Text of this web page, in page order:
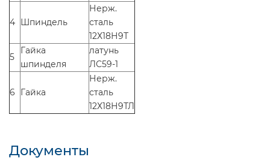
4 Шпиндель
Нерж.
сталь
12Х18Н9Т
5
Гайка
шпинделя
латунь
ЛС59-1
6 Гайка
Нерж.
сталь
12Х18Н9ТЛ
Документы